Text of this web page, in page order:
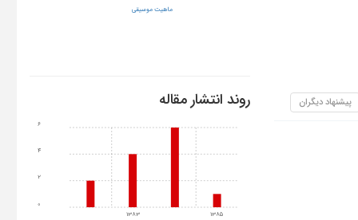
پیشنهاد دیگران
ماهیت موسیقی
روند انتشار مقاله
1383 1385
0
2
4
6